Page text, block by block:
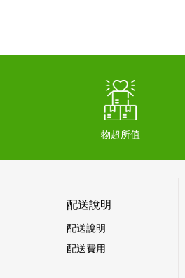
物超所值
配送說明
配送說明
配送費用